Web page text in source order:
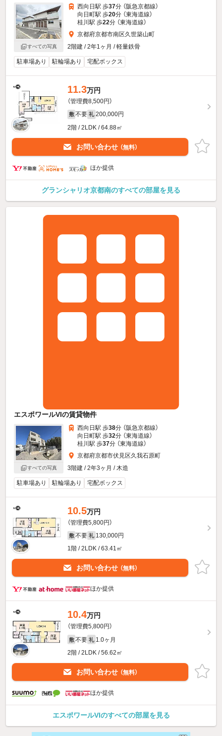
すべての写真
西向日駅 歩37分 （阪急京都線）
向日町駅 歩20分 （東海道線）
桂川駅 歩22分 （東海道線）
京都府京都市南区久世築山町
2階建 / 2年1ヶ月 / 軽量鉄骨
駐車場あり 駐輪場あり 宅配ボックス
11.3万円
（管理費8,500円）
敷 不要 礼 200,000円
2階 / 2LDK / 64.88㎡
お問い合わせ （無料）
ほか提供
グランシャリオ京都南のすべての部屋を見る
エスポワールVIの賃貸物件
すべての写真
西向日駅 歩38分 （阪急京都線）
向日町駅 歩32分 （東海道線）
桂川駅 歩37分 （東海道線）
京都府京都市伏見区久我石原町
3階建 / 2年3ヶ月 / 木造
駐車場あり 駐輪場あり 宅配ボックス
10.5万円
（管理費5,800円）
敷 不要 礼 130,000円
1階 / 2LDK / 63.41㎡
お問い合わせ （無料）
ほか提供
10.4万円
（管理費5,800円）
敷 不要 礼 1.0ヶ月
2階 / 2LDK / 56.62㎡
お問い合わせ （無料）
ほか提供
エスポワールVIのすべての部屋を見る